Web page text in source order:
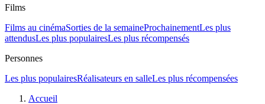
Films
Films au cinémaSorties de la semaineProchainementLes plus
attendusLes plus populairesLes plus récompensés
Personnes
Les plus populairesRéalisateurs en salleLes plus récompensées
Accueil